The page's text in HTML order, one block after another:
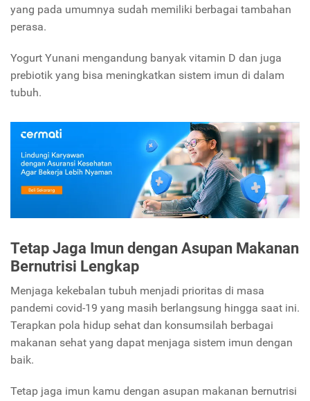
yang pada umumnya sudah memiliki berbagai tambahan
perasa.
Yogurt Yunani mengandung banyak vitamin D dan juga
prebiotik yang bisa meningkatkan sistem imun di dalam
tubuh.
Tetap Jaga Imun dengan Asupan Makanan
Bernutrisi Lengkap
Menjaga kekebalan tubuh menjadi prioritas di masa
pandemi covid-19 yang masih berlangsung hingga saat ini.
Terapkan pola hidup sehat dan konsumsilah berbagai
makanan sehat yang dapat menjaga sistem imun dengan
baik.
Tetap jaga imun kamu dengan asupan makanan bernutrisi